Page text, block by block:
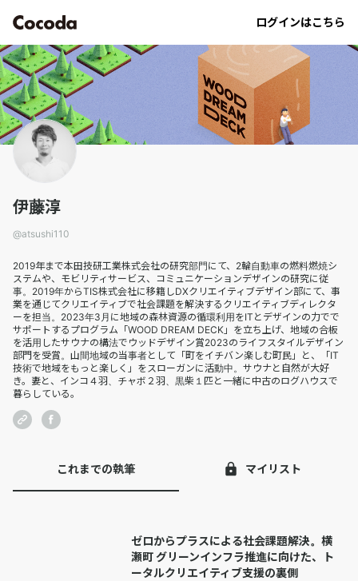
ログインはこちら
伊藤淳
@atsushi110
2019年まで本田技研工業株式会社の研究部門にて、2輪自動車の燃料燃焼シ
ステムや、モビリティサービス、コミュニケーションデザインの研究に従
事。2019年からTIS株式会社に移籍しDXクリエイティブデザイン部にて、事
業を通じてクリエイティブで社会課題を解決するクリエイティブディレクタ
ーを担当。2023年3月に地域の森林資源の循環利用をITとデザインの力でで
サポートするプログラム「WOOD DREAM DECK」を立ち上げ、地域の合板
を活用したサウナの構法でウッドデザイン賞2023のライフスタイルデザイン
部門を受賞。山間地域の当事者として「町をイチバン楽しむ町民」と、「IT
技術で地域をもっと楽しく」をスローガンに活動中。サウナと自然が大好
き。妻と、インコ４羽、チャボ２羽、黒柴１匹と一緒に中古のログハウスで
暮らしている。
マイリスト
これまでの執筆
ゼロからプラスによる社会課題解決。横
瀬町 グリーンインフラ推進に向けた、ト
ータルクリエイティブ支援の裏側